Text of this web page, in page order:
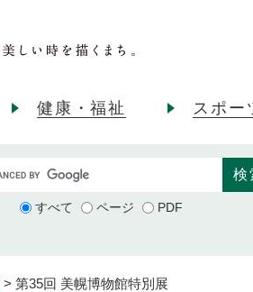
健康・福祉 スポー
すべて ページ PDF
> 第35回 美幌博物館特別展